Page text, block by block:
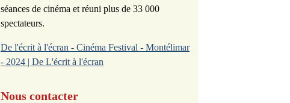
séances de cinéma et réuni plus de 33 000
spectateurs.
De l'écrit à l'écran - Cinéma Festival - Montélimar
- 2024 | De L'écrit à l'écran
Nous contacter